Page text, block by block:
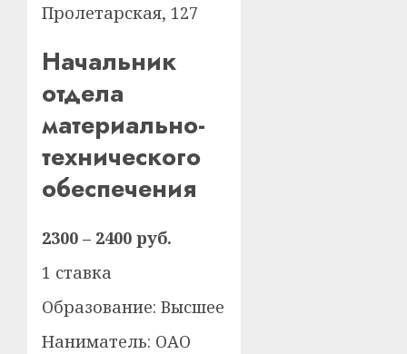
Пролетарская, 127
Начальник
отдела
материально-
технического
обеспечения
2300 – 2400 руб.
1 ставка
Образование: Высшее
Наниматель: ОАО